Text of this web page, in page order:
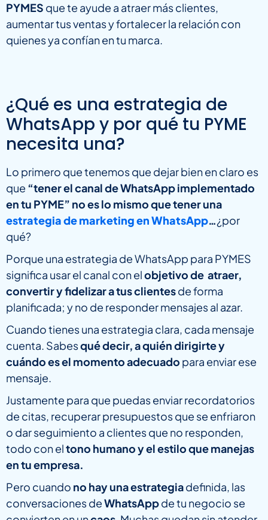
PYMES que te ayude a atraer más clientes,
aumentar tus ventas y fortalecer la relación con
quienes ya confían en tu marca.
¿Qué es una estrategia de
WhatsApp y por qué tu PYME
necesita una?
Lo primero que tenemos que dejar bien en claro es
que “tener el canal de WhatsApp implementado
en tu PYME” no es lo mismo que tener una
estrategia de marketing en WhatsApp…¿por
qué?
Porque una estrategia de WhatsApp para PYMES
significa usar el canal con elobjetivo de atraer,
convertir y fidelizar a tus clientesde forma
planificada; y no de responder mensajes al azar.
Cuando tienes una estrategia clara, cada mensaje
cuenta. Sabesqué decir, a quién dirigirte y
cuándo es el momento adecuado para enviar ese
mensaje.
Justamente para que puedas enviar recordatorios
de citas, recuperar presupuestos que se enfriaron
o dar seguimiento a clientes que no responden,
todo con eltono humano y el estilo que manejas
en tu empresa.
Pero cuando no hay una estrategiadefinida, las
conversaciones deWhatsAppde tu negocio se